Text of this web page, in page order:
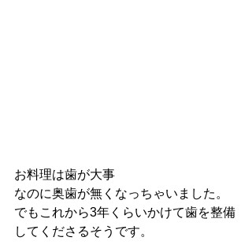
お料理は歯が大事
なのに奥歯が無くなっちゃいました。
でもこれから3年くらいかけて歯を整備
してくださるそうです。